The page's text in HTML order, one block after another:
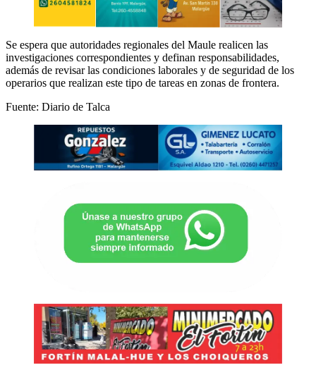
Se espera que autoridades regionales del Maule realicen las
investigaciones correspondientes y definan responsabilidades,
además de revisar las condiciones laborales y de seguridad de los
operarios que realizan este tipo de tareas en zonas de frontera.
Fuente: Diario de Talca